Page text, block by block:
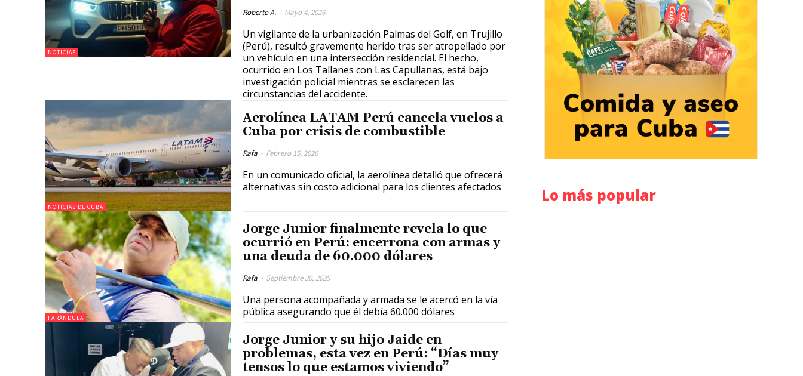
NOTICIAS
Roberto A. - Mayo 4, 2026
Un vigilante de la urbanización Palmas del Golf, en Trujillo
(Perú), resultó gravemente herido tras ser atropellado por
un vehículo en una intersección residencial. El hecho,
ocurrido en Los Tallanes con Las Capullanas, está bajo
investigación policial mientras se esclarecen las
circunstancias del accidente.
NOTICIAS DE CUBA
Aerolínea LATAM Perú cancela vuelos a
Cuba por crisis de combustible
Rafa - Febrero 15, 2026
En un comunicado oficial, la aerolínea detalló que ofrecerá
alternativas sin costo adicional para los clientes afectados
FARÁNDULA
Jorge Junior finalmente revela lo que
ocurrió en Perú: encerrona con armas y
una deuda de 60.000 dólares
Rafa - Septiembre 30, 2025
Una persona acompañada y armada se le acercó en la vía
pública asegurando que él debía 60.000 dólares
Jorge Junior y su hijo Jaide en
problemas, esta vez en Perú: “Días muy
tensos lo que estamos viviendo”
Lo más popular